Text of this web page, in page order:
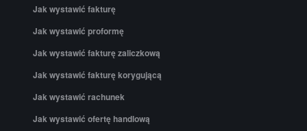
Jak wystawić fakturę
Jak wystawić proformę
Jak wystawić fakturę zaliczkową
Jak wystawić fakturę korygującą
Jak wystawić rachunek
Jak wystawić ofertę handlową